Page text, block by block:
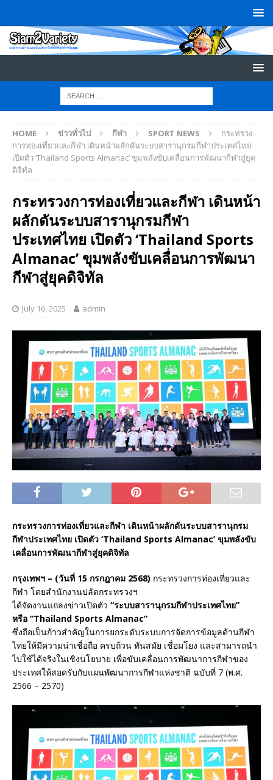
HOME ข่าวทั่วไป กีฬา SPORT NEWS
กระทรวง
การท่องเที่ยวและกีฬา เดินหน้าผลักดันระบบสารานุกรมกีฬาประเทศไทย
เปิดตัว ‘Thailand Sports Almanac’ ขุมพลังขับเคลื่อนการพัฒนากีฬาสู่ยุค
ดิจิทัล
กระทรวงการท่องเที่ยวและกีฬา เดินหน้า
ผลักดันระบบสารานุกรมกีฬา
ประเทศไทย เปิดตัว ‘Thailand Sports
Almanac’ ขุมพลังขับเคลื่อนการพัฒนา
กีฬาสู่ยุคดิจิทัล
July 16, 2025 admin
กระทรวงการท่องเที่ยวและกีฬา เดินหน้าผลักดันระบบสารานุกรม
กีฬาประเทศไทย เปิดตัว ‘Thailand Sports Almanac’ ขุมพลังขับ
เคลื่อนการพัฒนากีฬาสู่ยุคดิจิทัล
กรุงเทพฯ – (วันที่ 15 กรกฎาคม 2568) กระทรวงการท่องเที่ยวและ
กีฬา โดยสำนักงานปลัดกระทรวงฯ
ได้จัดงานแถลงข่าวเปิดตัว “ระบบสารานุกรมกีฬาประเทศไทย”
หรือ “Thailand Sports Almanac”
ซึ่งถือเป็นก้าวสำคัญในการยกระดับระบบการจัดการข้อมูลด้านกีฬา
ไทยให้มีความน่าเชื่อถือ ครบถ้วน ทันสมัย เชื่อมโยง และสามารถนำ
ไปใช้ได้จริงในเชิงนโยบาย เพื่อขับเคลื่อนการพัฒนาการกีฬาของ
ประเทศให้สอดรับกับแผนพัฒนาการกีฬาแห่งชาติ ฉบับที่ 7 (พ.ศ.
2566 – 2570)